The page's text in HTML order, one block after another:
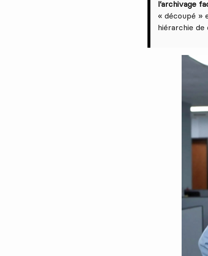
l’archivage
« découpé »
hiérarchie de